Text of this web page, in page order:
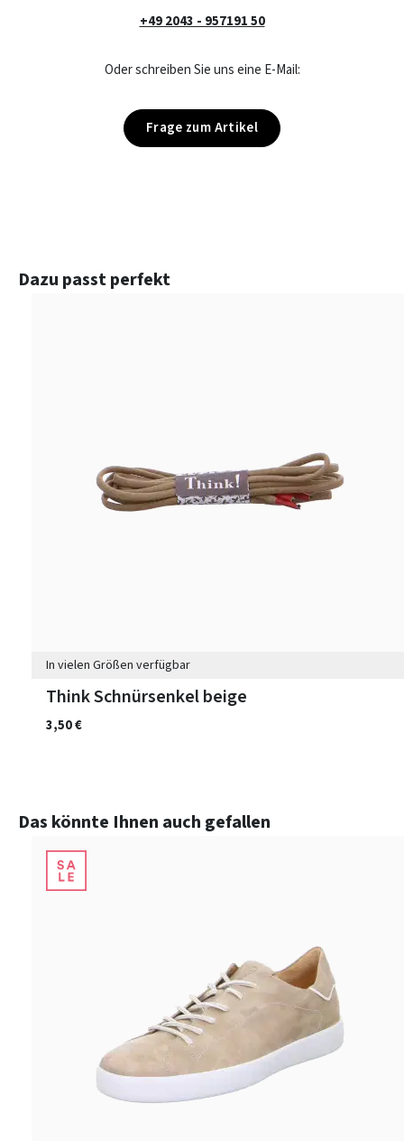
+49 2043 - 957191 50
Oder schreiben Sie uns eine E-Mail:
Frage zum Artikel
Produktgalerie überspringen
Dazu passt perfekt
In vielen Größen verfügbar
Think Schnürsenkel beige
3,50 €
Produktgalerie überspringen
Das könnte Ihnen auch gefallen